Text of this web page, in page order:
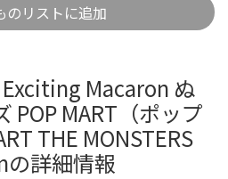
のリストに追加
Exciting Macaron ぬ
POP MART（ポップ
THE MONSTERS
の詳細情報